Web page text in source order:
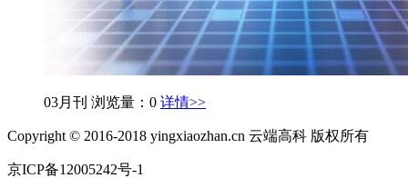
03月刊 浏览量：0 详情>>
Copyright © 2016-2018 yingxiaozhan.cn 云端高科 版权所有
京ICP备12005242号-1